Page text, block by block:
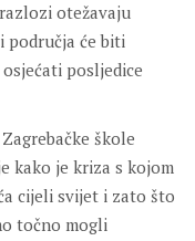
otežavaju
područja će biti
posljedice
škole
kako je kriza s kojom
cijeli svijet i zato što
točno mogli